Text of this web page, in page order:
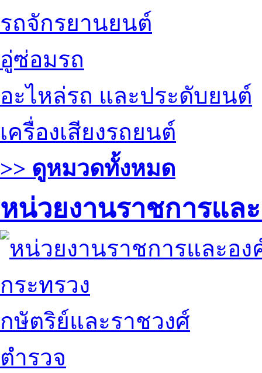
รถจักรยานยนต์
อู่ซ่อมรถ
อะไหล่รถ และประดับยนต์
เครื่องเสียงรถยนต์
>> ดูหมวดทั้งหมด
หน่วยงานราชการแล
กระทรวง
กษัตริย์และราชวงศ์
ตำรวจ